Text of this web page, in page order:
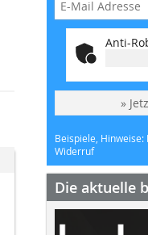
Anti-
»
Beispiele, Hinweise:
Widerruf
Die aktuelle